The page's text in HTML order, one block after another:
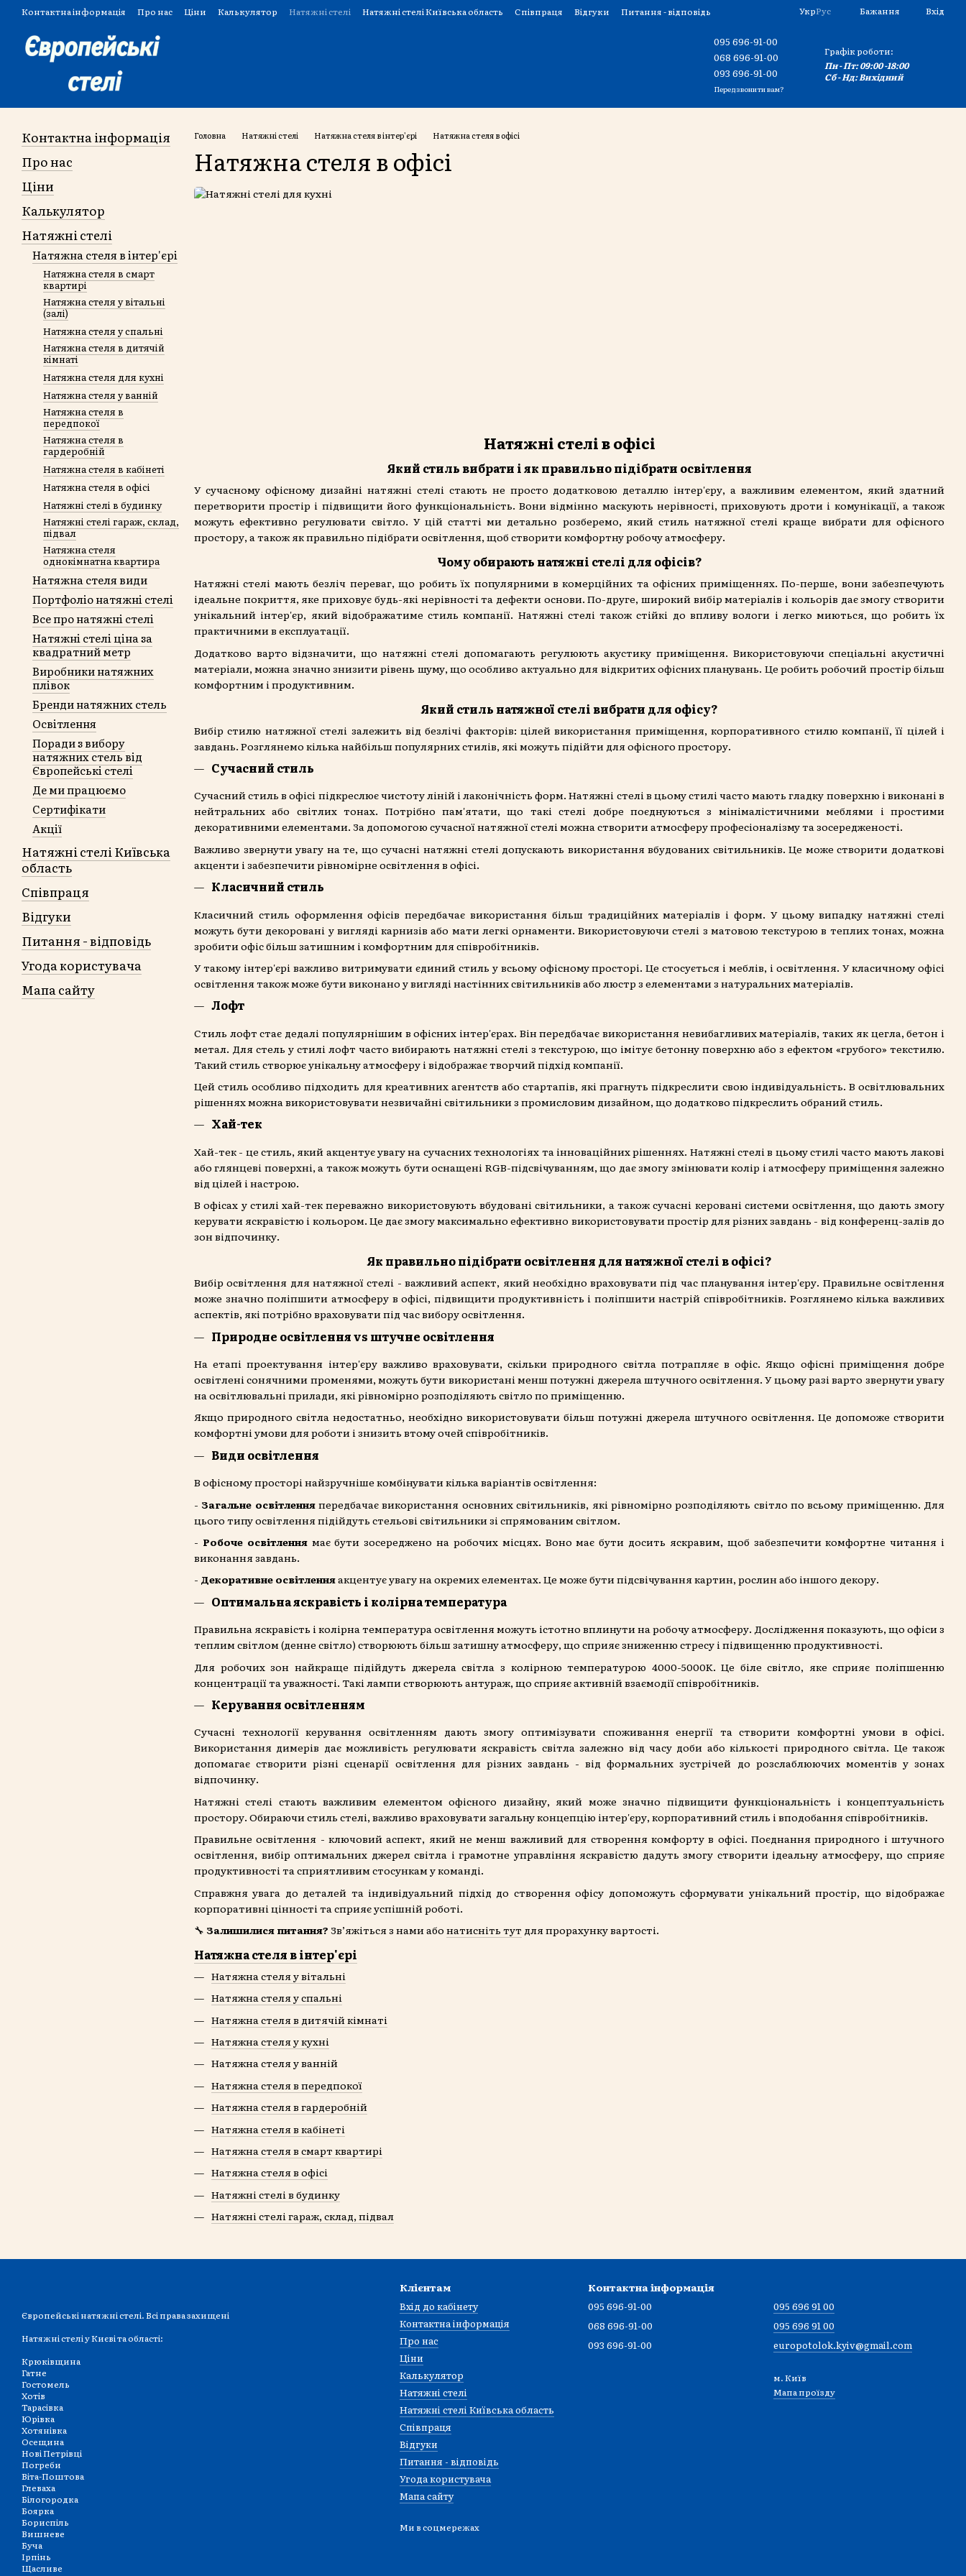
Перейти до основного контенту
Контактна інформація Про нас Ціни Калькулятор Натяжні стелі Натяжні стелі Київська область Співпраця Відгуки
Питання - відповідь
УкрРус Бажання Вхід
095 696-91-00
068 696-91-00
093 696-91-00
Передзвонити вам?
Графік роботи:
Пн - Пт: 09:00 -18:00
Сб - Нд: Вихідний
Головна Натяжні стелі Натяжна стеля в інтер'єрі Натяжна стеля в офісі
Натяжна стеля в офісі
Натяжні стелі в офісі
Який стиль вибрати і як правильно підібрати освітлення
У сучасному офісному дизайні натяжні стелі стають не просто додатковою деталлю інтер'єру, а важливим елементом, який здатний
перетворити простір і підвищити його функціональність. Вони відмінно маскують нерівності, приховують дроти і комунікації, а також
можуть ефективно регулювати світло. У цій статті ми детально розберемо, який стиль натяжної стелі краще вибрати для офісного
простору, а також як правильно підібрати освітлення, щоб створити комфортну робочу атмосферу.
Чому обирають натяжні стелі для офісів?
Натяжні стелі мають безліч переваг, що робить їх популярними в комерційних та офісних приміщеннях. По-перше, вони забезпечують
ідеальне покриття, яке приховує будь-які нерівності та дефекти основи. По-друге, широкий вибір матеріалів і кольорів дає змогу створити
унікальний інтер'єр, який відображатиме стиль компанії. Натяжні стелі також стійкі до впливу вологи і легко миються, що робить їх
практичними в експлуатації.
Додатково варто відзначити, що натяжні стелі допомагають регулюють акустику приміщення. Використовуючи спеціальні акустичні
матеріали, можна значно знизити рівень шуму, що особливо актуально для відкритих офісних планувань. Це робить робочий простір більш
комфортним і продуктивним.
Який стиль натяжної стелі вибрати для офісу?
Вибір стилю натяжної стелі залежить від безлічі факторів: цілей використання приміщення, корпоративного стилю компанії, її цілей і
завдань. Розглянемо кілька найбільш популярних стилів, які можуть підійти для офісного простору.
Сучасний стиль
Сучасний стиль в офісі підкреслює чистоту ліній і лаконічність форм. Натяжні стелі в цьому стилі часто мають гладку поверхню і виконані в
нейтральних або світлих тонах. Потрібно пам'ятати, що такі стелі добре поєднуються з мінімалістичними меблями і простими
декоративними елементами. За допомогою сучасної натяжної стелі можна створити атмосферу професіоналізму та зосередженості.
Важливо звернути увагу на те, що сучасні натяжні стелі допускають використання вбудованих світильників. Це може створити додаткові
акценти і забезпечити рівномірне освітлення в офісі.
Класичний стиль
Класичний стиль оформлення офісів передбачає використання більш традиційних матеріалів і форм. У цьому випадку натяжні стелі
можуть бути декоровані у вигляді карнизів або мати легкі орнаменти. Використовуючи стелі з матовою текстурою в теплих тонах, можна
зробити офіс більш затишним і комфортним для співробітників.
У такому інтер'єрі важливо витримувати єдиний стиль у всьому офісному просторі. Це стосується і меблів, і освітлення. У класичному офісі
освітлення також може бути виконано у вигляді настінних світильників або люстр з елементами з натуральних матеріалів.
Лофт
Стиль лофт стає дедалі популярнішим в офісних інтер'єрах. Він передбачає використання невибагливих матеріалів, таких як цегла, бетон і
метал. Для стель у стилі лофт часто вибирають натяжні стелі з текстурою, що імітує бетонну поверхню або з ефектом «грубого» текстилю.
Такий стиль створює унікальну атмосферу і відображає творчий підхід компанії.
Цей стиль особливо підходить для креативних агентств або стартапів, які прагнуть підкреслити свою індивідуальність. В освітлювальних
рішеннях можна використовувати незвичайні світильники з промисловим дизайном, що додатково підкреслить обраний стиль.
Хай-тек
Хай-тек - це стиль, який акцентує увагу на сучасних технологіях та інноваційних рішеннях. Натяжні стелі в цьому стилі часто мають лакові
або глянцеві поверхні, а також можуть бути оснащені RGB-підсвічуванням, що дає змогу змінювати колір і атмосферу приміщення залежно
від цілей і настрою.
В офісах у стилі хай-тек переважно використовують вбудовані світильники, а також сучасні керовані системи освітлення, що дають змогу
керувати яскравістю і кольором. Це дає змогу максимально ефективно використовувати простір для різних завдань - від конференц-залів до
зон відпочинку.
Як правильно підібрати освітлення для натяжної стелі в офісі?
Вибір освітлення для натяжної стелі - важливий аспект, який необхідно враховувати під час планування інтер'єру. Правильне освітлення
може значно поліпшити атмосферу в офісі, підвищити продуктивність і поліпшити настрій співробітників. Розглянемо кілька важливих
аспектів, які потрібно враховувати під час вибору освітлення.
Природне освітлення vs штучне освітлення
На етапі проектування інтер'єру важливо враховувати, скільки природного світла потрапляє в офіс. Якщо офісні приміщення добре
освітлені сонячними променями, можуть бути використані менш потужні джерела штучного освітлення. У цьому разі варто звернути увагу
на освітлювальні прилади, які рівномірно розподіляють світло по приміщенню.
Якщо природного світла недостатньо, необхідно використовувати більш потужні джерела штучного освітлення. Це допоможе створити
комфортні умови для роботи і знизить втому очей співробітників.
Види освітлення
В офісному просторі найзручніше комбінувати кілька варіантів освітлення:
- Загальне освітленняпередбачає використання основних світильників, які рівномірно розподіляють світло по всьому приміщенню. Для
цього типу освітлення підійдуть стельові світильники зі спрямованим світлом.
- Робоче освітленнямає бути зосереджено на робочих місцях. Воно має бути досить яскравим, щоб забезпечити комфортне читання і
виконання завдань.
- Декоративне освітленняакцентує увагу на окремих елементах. Це може бути підсвічування картин, рослин або іншого декору.
Оптимальна яскравість і колірна температура
Правильна яскравість і колірна температура освітлення можуть істотно вплинути на робочу атмосферу. Дослідження показують, що офіси з
теплим світлом (денне світло) створюють більш затишну атмосферу, що сприяє зниженню стресу і підвищенню продуктивності.
Для робочих зон найкраще підійдуть джерела світла з колірною температурою 4000-5000K. Це біле світло, яке сприяє поліпшенню
концентрації та уважності. Такі лампи створюють антураж, що сприяє активній взаємодії співробітників.
Керування освітленням
Сучасні технології керування освітленням дають змогу оптимізувати споживання енергії та створити комфортні умови в офісі.
Використання димерів дає можливість регулювати яскравість світла залежно від часу доби або кількості природного світла. Це також
допомагає створити різні сценарії освітлення для різних завдань - від формальних зустрічей до розслаблюючих моментів у зонах
відпочинку.
Натяжні стелі стають важливим елементом офісного дизайну, який може значно підвищити функціональність і концептуальність
простору. Обираючи стиль стелі, важливо враховувати загальну концепцію інтер'єру, корпоративний стиль і вподобання співробітників.
Правильне освітлення - ключовий аспект, який не менш важливий для створення комфорту в офісі. Поєднання природного і штучного
освітлення, вибір оптимальних джерел світла і грамотне управління яскравістю дадуть змогу створити ідеальну атмосферу, що сприяє
продуктивності та сприятливим стосункам у команді.
Справжня увага до деталей та індивідуальний підхід до створення офісу допоможуть сформувати унікальний простір, що відображає
корпоративні цінності та сприяє успішній роботі.
🔧 Залишилися питання? Зв’яжіться з нами або натисніть тут для прорахунку вартості.
Натяжна стеля в інтер'єрі
Натяжна стеля у вітальні
Натяжна стеля у спальні
Натяжна стеля в дитячій кімнаті
Натяжна стеля у кухні
Натяжна стеля у ванній
Натяжна стеля в передпокої
Натяжна стеля в гардеробній
Натяжна стеля в кабінеті
Натяжна стеля в смарт квартирі
Натяжна стеля в офісі
Натяжні стелі в будинку
Натяжні стелі гараж, склад, підвал
Контактна інформація
Про нас
Ціни
Калькулятор
Натяжні стелі
Натяжна стеля в інтер'єрі
Натяжна стеля в смарт
квартирі
Натяжна стеля у вітальні
(залі)
Натяжна стеля у спальні
Натяжна стеля в дитячій
кімнаті
Натяжна стеля для кухні
Натяжна стеля у ванній
Натяжна стеля в
передпокої
Натяжна стеля в
гардеробній
Натяжна стеля в кабінеті
Натяжна стеля в офісі
Натяжні стелі в будинку
Натяжні стелі гараж, склад,
підвал
Натяжна стеля
однокімнатна квартира
Натяжна стеля види
Портфоліо натяжні стелі
Все про натяжні стелі
Натяжні стелі ціна за
квадратний метр
Виробники натяжних
плівок
Бренди натяжних стель
Освітлення
Поради з вибору
натяжних стель від
Європейські стелі
Де ми працюємо
Сертифікати
Акції
Натяжні стелі Київська
область
Співпраця
Відгуки
Питання - відповідь
Угода користувача
Мапа сайту
Європейські натяжні стелі. Всі права захищені
Натяжні стелі у Києві та області:
Крюківщина
Гатне
Гостомель
Хотів
Тарасівка
Юрівка
Хотянівка
Осещина
Нові Петрівці
Погреби
Віта-Поштова
Глеваха
Білогородка
Боярка
Бориспіль
Вишневе
Буча
Ірпінь
Щасливе
Клієнтам
Вхід до кабінету
Контактна інформація
Про нас
Ціни
Калькулятор
Натяжні стелі
Натяжні стелі Київська область
Співпраця
Відгуки
Питання - відповідь
Угода користувача
Мапа сайту
Ми в соцмережах
Контактна інформація
095 696-91-00
068 696-91-00
093 696-91-00
095 696 91 00
095 696 91 00
europotolok.kyiv@gmail.com
м. Київ
Мапа проїзду